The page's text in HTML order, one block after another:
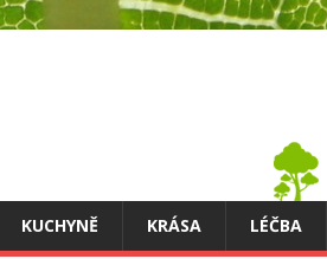
KUCHYNĚ KRÁSA LÉČBA